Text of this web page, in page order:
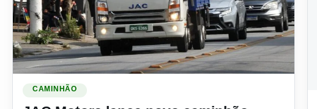
CAMINHÃO